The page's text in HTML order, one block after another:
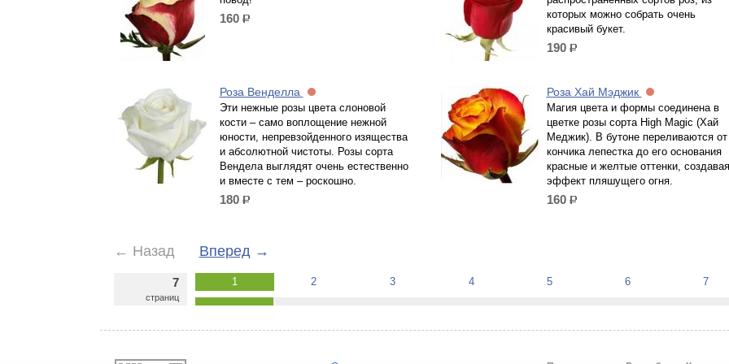
160 р.
которых можно собрать очень
красивый букет.
190 р.
Роза Венделла
Эти нежные розы цвета слоновой
кости – само воплощение нежной
юности, непревзойденного изящества
и абсолютной чистоты. Розы сорта
Вендела выглядят очень естественно
и вместе с тем – роскошно.
180 р.
Роза Хай Мэджик
Магия цвета и формы соединена в
цветке розы сорта High Magic (Хай
Меджик). В бутоне переливаются от
кончика лепестка до его основания
красные и желтые оттенки, создавая
эффект пляшущего огня.
160 р.
← Назад Вперед→
7
страниц
1 2 3 4 5 6 7